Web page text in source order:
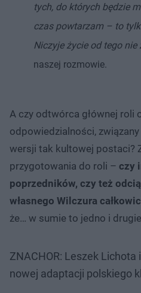
tych, do których będzie
czas powtarzam – to
Niczyje życie od tego nie
naszej rozmowie.
A czy odtwórca głównej roli
odpowiedzialności,
wersji tak kultowej postaci?
przygotowania do roli – czy
poprzedników, czy też
własnego Wilczura
że… w sumie to jedno i
ZNACHOR: Leszek
nowej adaptacji polskiego